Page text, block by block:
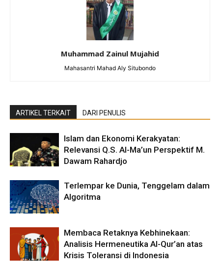
Muhammad Zainul Mujahid
Mahasantri Mahad Aly Situbondo
ARTIKEL TERKAIT DARI PENULIS
Islam dan Ekonomi Kerakyatan:
Relevansi Q.S. Al-Ma’un Perspektif M.
Dawam Rahardjo
Terlempar ke Dunia, Tenggelam dalam
Algoritma
Membaca Retaknya Kebhinekaan:
Analisis Hermeneutika Al-Qur’an atas
Krisis Toleransi di Indonesia